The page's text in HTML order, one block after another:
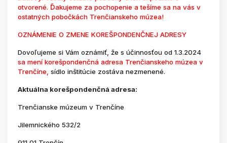
otvorené. Ďakujeme za pochopenie a tešíme sa na vás v
ostatných pobočkách Trenčianskeho múzea!
OZNÁMENIE O ZMENE KOREŠPONDENČNEJ ADRESY
Dovoľujeme si Vám oznámiť, že s účinnosťou od 1.3.2024
sa mení korešpondenčná adresa Trenčianskeho múzea v
Trenčíne, sídlo inštitúcie zostáva nezmenené.
Aktuálna korešpondenčná adresa:
Trenčianske múzeum v Trenčíne
Jilemnického 532/2